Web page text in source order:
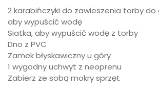
2 karabińczyki do zawieszenia torby do
aby wypuścić wodę
Siatka, aby wypuścić wodę z torby
Dno z PVC
Zamek błyskawiczny u góry
1 wygodny uchwyt z neoprenu
Zabierz ze sobą mokry sprzęt